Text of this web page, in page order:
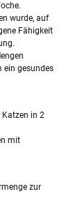
wurde, auf
Fähigkeit
ein gesundes
Katzen in 2
mit
zur